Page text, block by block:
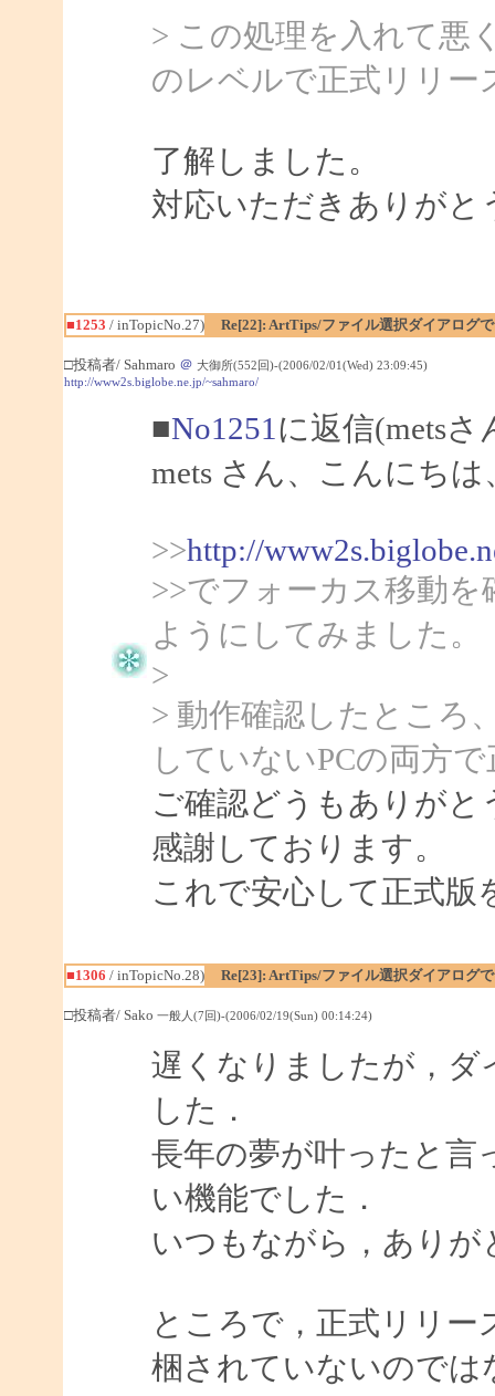
> この処理を入れて悪
のレベルで正式リリー
了解しました。
対応いただきありがと
■1253 / inTopicNo.27) Re[22]: ArtTips/ファイル選択ダイアログ
□投稿者/ Sahmaro ＠ 大御所(552回)-(2006/02/01(Wed) 23:09:45)
http://www2s.biglobe.ne.jp/~sahmaro/
■No1251 に返信(metsさ
mets さん、こんにちは
>>http://
>>でフォーカス移動
ようにしてみました。
>
> 動作確認したところ
していないPCの両方
ご確認どうもありがと
感謝しております。
これで安心して正式版
■1306 / inTopicNo.28) Re[23]: ArtTips/ファイル選択ダイアログ
□投稿者/ Sako 一般人(7回)-(2006/02/19(Sun) 00:14:24)
遅くなりましたが，ダ
した．
長年の夢が叶ったと言
い機能でした．
いつもながら，ありが
ところで，正式リリ
梱されていないのでは